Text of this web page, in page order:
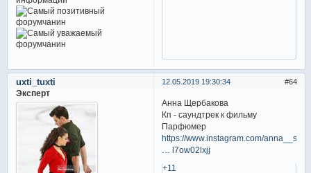
64
12.05.2019 19:30:34
uxti_tuxti
Эксперт
Анна Щербакова
Кп - саундтрек к фильму
Парфюмер
https://www.instagram.com/
… l7ow02lxjj
+11